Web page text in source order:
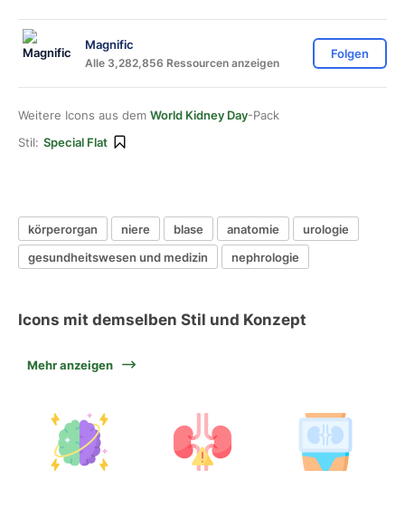
Magnific
Alle 3,282,856 Ressourcen anzeigen
Folgen
Weitere Icons aus dem World Kidney Day-Pack
Stil: Special Flat
körperorgan niere blase anatomie
urologie
gesundheitswesen und medizin
nephrologie
Icons mit demselben Stil und Konzept
Mehr anzeigen